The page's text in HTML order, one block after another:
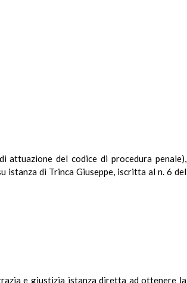
del codice di procedura penale),
istanza di Trinca Giuseppe, iscritta al n. 6 del
e giustizia istanza diretta ad ottenere la